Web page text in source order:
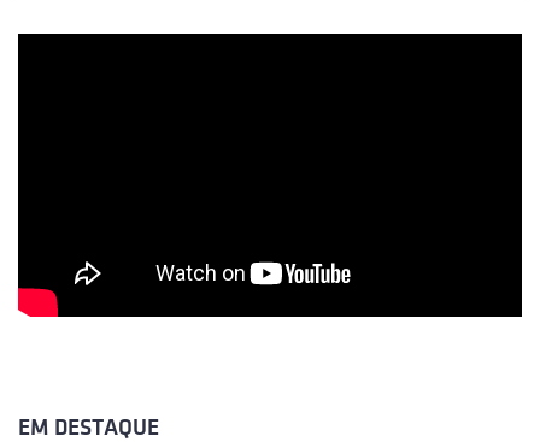
EM DESTAQUE